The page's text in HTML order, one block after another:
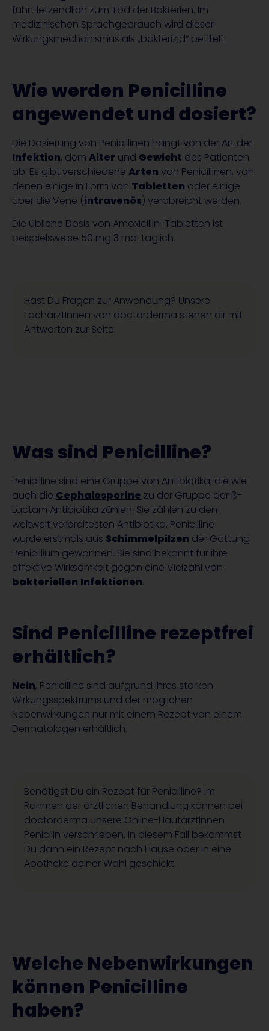
führt letzendlich zum Tod der Bakterien. Im
medizinischen Sprachgebrauch wird dieser
Wirkungsmechanismus als „bakterizid“ betitelt.
Wie werden Penicilline
angewendet und dosiert?
Die Dosierung von Penicillinen hängt von der Art der
Infektion, dem Alter und Gewicht des Patienten
ab. Es gibt verschiedene Arten von Penicillinen, von
denen einige in Form von Tabletten oder einige
über die Vene (intravenös) verabreicht werden.
Die übliche Dosis von Amoxicillin-Tabletten ist
beispielsweise 50 mg 3 mal täglich.
Hast Du Fragen zur Anwendung? Unsere
FachärztInnen von doctorderma stehen dir mit
Antworten zur Seite.
Was sind Penicilline?
Penicilline sind eine Gruppe von Antibiotika, die wie
auch die Cephalosporine zu der Gruppe der ß-
Lactam Antibiotika zählen. Sie zählen zu den
weltweit verbreitesten Antibiotika. Penicilline
wurde erstmals aus Schimmelpilzen der Gattung
Penicillium gewonnen. Sie sind bekannt für ihre
effektive Wirksamkeit gegen eine Vielzahl von
bakteriellen Infektionen.
Sind Penicilline rezeptfrei
erhältlich?
Nein, Penicilline sind aufgrund ihres starken
Wirkungsspektrums und der möglichen
Nebenwirkungen nur mit einem Rezept von einem
Dermatologen erhältlich.
Benötigst Du ein Rezept für Penicilline? Im
Rahmen der ärztlichen Behandlung können bei
doctorderma unsere Online-HautärztInnen
Penicilin verschrieben. In diesem Fall bekommst
Du dann ein Rezept nach Hause oder in eine
Apotheke deiner Wahl geschickt.
Welche Nebenwirkungen
können Penicilline
haben?